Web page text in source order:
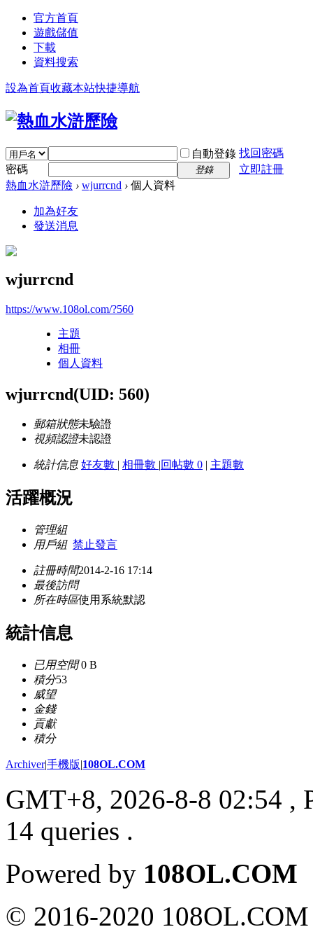
官方首頁
遊戲儲值
下載
資料搜索
設為首頁收藏本站快捷導航
自動登錄 找回密碼
密碼
登錄
立即註冊
熱血水滸歷險 › wjurrcnd › 個人資料
加為好友
發送消息
wjurrcnd
https://www.108ol.com/?560
主題
相冊
個人資料
wjurrcnd(UID: 560)
郵箱狀態未驗證
視頻認證未認證
統計信息 好友數 | 相冊數 |回帖數 0 | 主題數
活躍概況
管理組
用戶組 禁止發言
註冊時間2014-2-16 17:14
最後訪問
所在時區使用系統默認
統計信息
已用空間0 B
積分53
威望
金錢
貢獻
積分
Archiver|手機版|108OL.COM
GMT+8, 2026-8-8 02:54 ,
14 queries .
Powered by 108OL.COM
© 2016-2020